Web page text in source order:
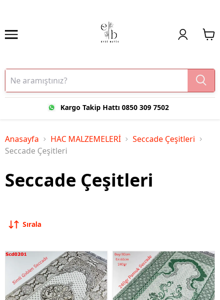
Kargo Takip Hattı 0850 309 7502
Anasayfa HAC MALZEMELERİ
Seccade Çeşitleri
Seccade Çeşitleri
Seccade Çeşitleri
Sırala